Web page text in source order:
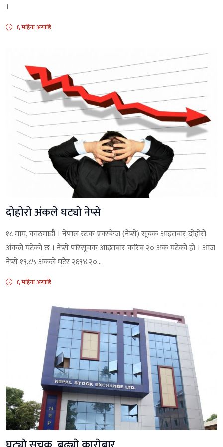
।
६ महिना अगाडि
दोहोरो अंकले घट्याे नेप्से
१८ माघ, काठमाडौं । नेपाल स्टक एक्स्चेन्ज (नेप्से) सूचक आइतबार दोहोरो
अंकले घटेको छ । नेप्से परिसूचक आइतबार करिब २० अंक घटेको हो । आज
नेप्से १९.८५ अंकले घटेर २६९४.२०...
६ महिना अगाडि